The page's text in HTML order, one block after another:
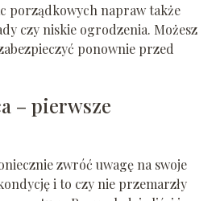
porządkowych napraw także
czy niskie ogrodzenia. Możesz
ponownie przed
– pierwsze
zwróć uwagę na swoje
i to czy nie przemarzły